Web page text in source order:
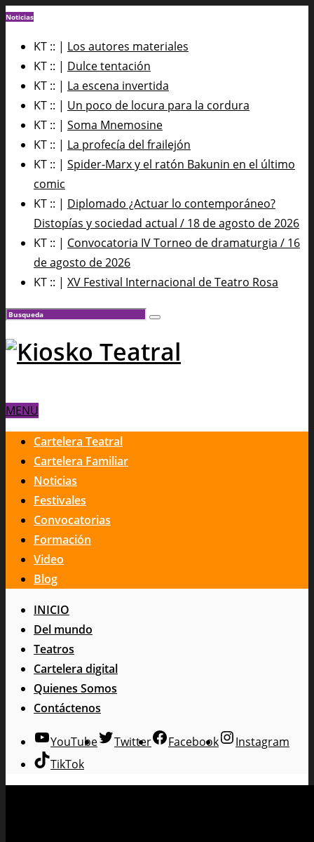
Noticias
KT :: | Los autores materiales
KT :: | Dulce tentación
KT :: | La escena invertida
KT :: | Un poco de locura para la cordura
KT :: | Soma Mnemosine
KT :: | La profecía del frailejón
KT :: | Spider-Marx y el ratón Bakunin en el último
comic
KT :: | Diplomado ¿Actuar lo contemporáneo?
Distopías y sociedad actual / 18 de agosto de 2026
KT :: | Convocatoria IV Torneo de dramaturgia / 16
de agosto de 2026
KT :: | XV Festival Internacional de Teatro Rosa
MENU
Cartelera Teatral
Cartelera Familiar
Noticias
Festivales
Convocatorias
Formación
Video
Blog
INICIO
Del mundo
Teatros
Cartelera digital
Quienes Somos
Contáctenos
YouTube Twitter Facebook
Instagram
TikTok